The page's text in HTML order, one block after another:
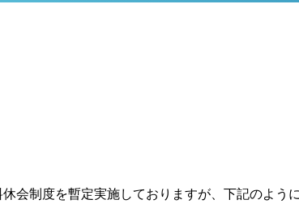
会制度を暫定実施しておりますが、下記のよう